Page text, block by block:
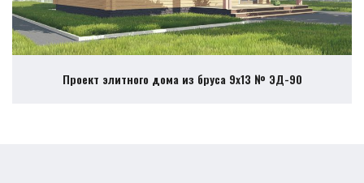
Проект элитного дома из бруса 9х13 № ЭД-90